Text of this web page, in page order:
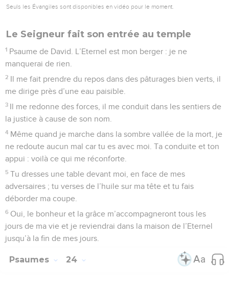
Seuls les Évangiles sont disponibles en vidéo pour le moment.
Le Seigneur fait son entrée au temple
1 Psaume de David. L’Eternel est mon berger : je ne
manquerai de rien.
2 Il me fait prendre du repos dans des pâturages bien verts, il
me dirige près d’une eau paisible.
3 Il me redonne des forces, il me conduit dans les sentiers de
la justice à cause de son nom.
4 Même quand je marche dans la sombre vallée de la mort, je
ne redoute aucun mal car tu es avec moi. Ta conduite et ton
appui : voilà ce qui me réconforte.
5 Tu dresses une table devant moi, en face de mes
adversaires ; tu verses de l’huile sur ma tête et tu fais
déborder ma coupe.
6 Oui, le bonheur et la grâce m’accompagneront tous les
jours de ma vie et je reviendrai dans la maison de l’Eternel
jusqu’à la fin de mes jours.
Psaumes 24